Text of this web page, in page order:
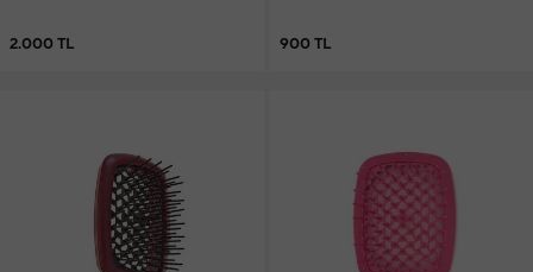
2.000 TL 900 TL